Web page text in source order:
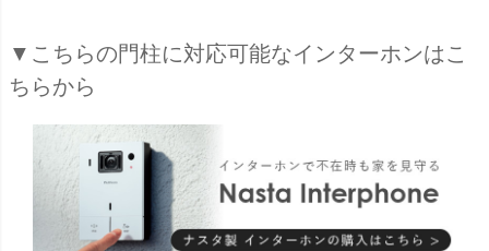
▼こちらの門柱に対応可能なインターホンはこ
ちらから